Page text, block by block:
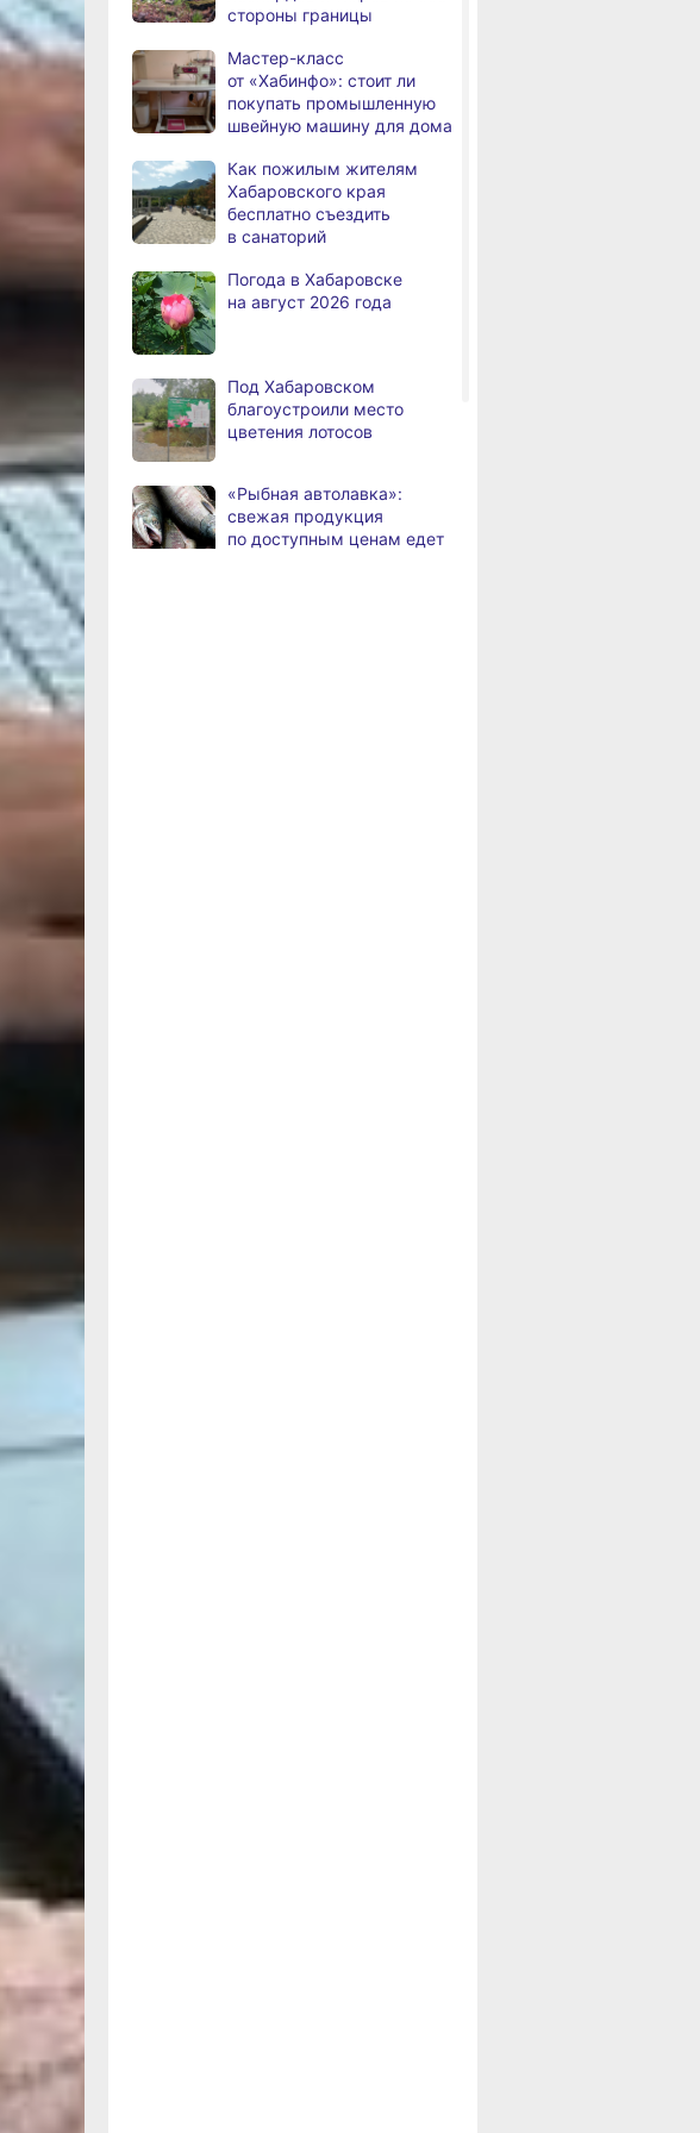
сегодня
Хабаровского края
возрождает
Дальневосточную студию
кинохроники
09:52,
сегодня
В команду крупного
издательского дома
требуется специалист
по документообороту
09:47,
сегодня
«Раскладушки» и «книжки»
09:31,
сегодня
Магнитные бури,
радиационный фон и пробки
в Хабаровске 6 августа
08:05,
сегодня
Какой сегодня день:
Всемирный день борьбы
за запрещение ядерного
оружия
стороны границы
Мастер-класс
от «Хабинфо»: стоит ли
покупать промышленную
швейную машину для дома
Как пожилым жителям
Хабаровского края
бесплатно съездить
в санаторий
Погода в Хабаровске
на август 2026 года
Под Хабаровском
благоустроили место
цветения лотосов
«Рыбная автолавка»:
свежая продукция
по доступным ценам едет